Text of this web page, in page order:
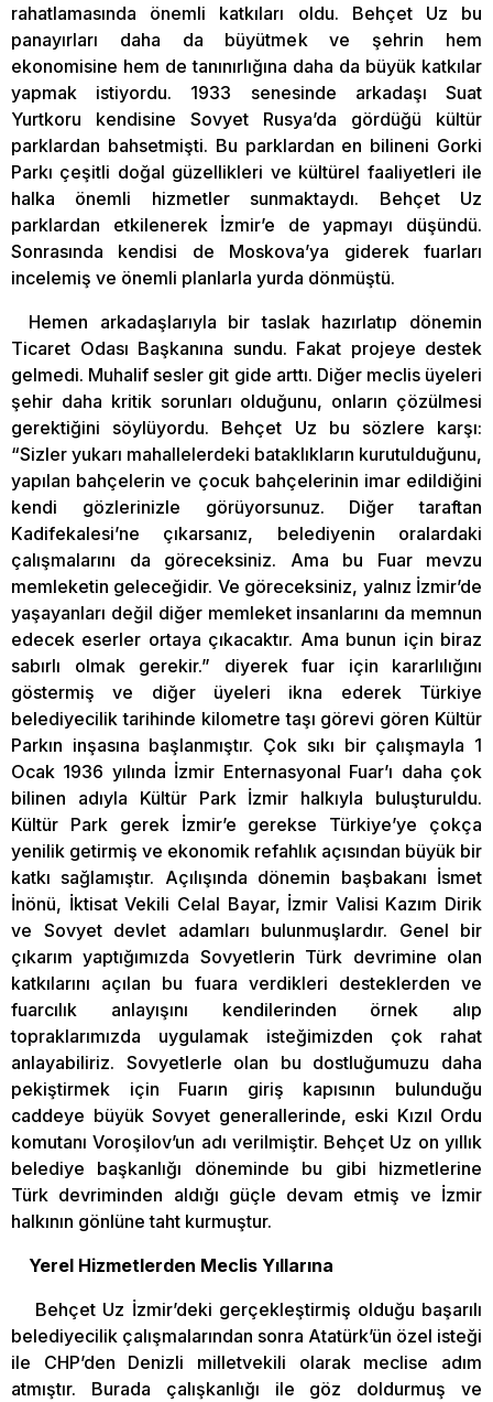
rahatlamasında önemli katkıları oldu. Behçet Uz bu
panayırları daha da büyütmek ve şehrin hem
ekonomisine hem de tanınırlığına daha da büyük katkılar
yapmak istiyordu. 1933 senesinde arkadaşı Suat
Yurtkoru kendisine Sovyet Rusya’da gördüğü kültür
parklardan bahsetmişti. Bu parklardan en bilineni Gorki
Parkı çeşitli doğal güzellikleri ve kültürel faaliyetleri ile
halka önemli hizmetler sunmaktaydı. Behçet Uz
parklardan etkilenerek İzmir’e de yapmayı düşündü.
Sonrasında kendisi de Moskova’ya giderek fuarları
incelemiş ve önemli planlarla yurda dönmüştü.
Hemen arkadaşlarıyla bir taslak hazırlatıp dönemin
Ticaret Odası Başkanına sundu. Fakat projeye destek
gelmedi. Muhalif sesler git gide arttı. Diğer meclis üyeleri
şehir daha kritik sorunları olduğunu, onların çözülmesi
gerektiğini söylüyordu. Behçet Uz bu sözlere karşı:
“Sizler yukarı mahallelerdeki bataklıkların kurutulduğunu,
yapılan bahçelerin ve çocuk bahçelerinin imar edildiğini
kendi gözlerinizle görüyorsunuz. Diğer taraftan
Kadifekalesi’ne çıkarsanız, belediyenin oralardaki
çalışmalarını da göreceksiniz. Ama bu Fuar mevzu
memleketin geleceğidir. Ve göreceksiniz, yalnız İzmir’de
yaşayanları değil diğer memleket insanlarını da memnun
edecek eserler ortaya çıkacaktır. Ama bunun için biraz
sabırlı olmak gerekir.” diyerek fuar için kararlılığını
göstermiş ve diğer üyeleri ikna ederek Türkiye
belediyecilik tarihinde kilometre taşı görevi gören Kültür
Parkın inşasına başlanmıştır. Çok sıkı bir çalışmayla 1
Ocak 1936 yılında İzmir Enternasyonal Fuar’ı daha çok
bilinen adıyla Kültür Park İzmir halkıyla buluşturuldu.
Kültür Park gerek İzmir’e gerekse Türkiye’ye çokça
yenilik getirmiş ve ekonomik refahlık açısından büyük bir
katkı sağlamıştır. Açılışında dönemin başbakanı İsmet
İnönü, İktisat Vekili Celal Bayar, İzmir Valisi Kazım Dirik
ve Sovyet devlet adamları bulunmuşlardır. Genel bir
çıkarım yaptığımızda Sovyetlerin Türk devrimine olan
katkılarını açılan bu fuara verdikleri desteklerden ve
fuarcılık anlayışını kendilerinden örnek alıp
topraklarımızda uygulamak isteğimizden çok rahat
anlayabiliriz. Sovyetlerle olan bu dostluğumuzu daha
pekiştirmek için Fuarın giriş kapısının bulunduğu
caddeye büyük Sovyet generallerinde, eski Kızıl Ordu
komutanı Voroşilov’un adı verilmiştir. Behçet Uz on yıllık
belediye başkanlığı döneminde bu gibi hizmetlerine
Türk devriminden aldığı güçle devam etmiş ve İzmir
halkının gönlüne taht kurmuştur.
Yerel Hizmetlerden Meclis Yıllarına
Behçet Uz İzmir’deki gerçekleştirmiş olduğu başarılı
belediyecilik çalışmalarından sonra Atatürk’ün özel isteği
ile CHP’den Denizli milletvekili olarak meclise adım
atmıştır. Burada çalışkanlığı ile göz doldurmuş ve